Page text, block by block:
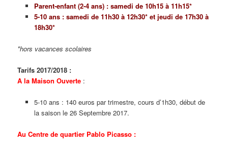
Parent-enfant (2-4 ans) : samedi de 10h15 à 11h15*
5-10 ans : samedi de 11h30 à 12h30* et jeudi de 17h30 à
18h30*
*hors vacances scolaires
Tarifs 2017/2018 :
A la Maison Ouverte :
5-10 ans : 140 euros par trimestre, cours d’1h30, début de
la saison le 26 Septembre 2017.
Au Centre de quartier Pablo Picasso :